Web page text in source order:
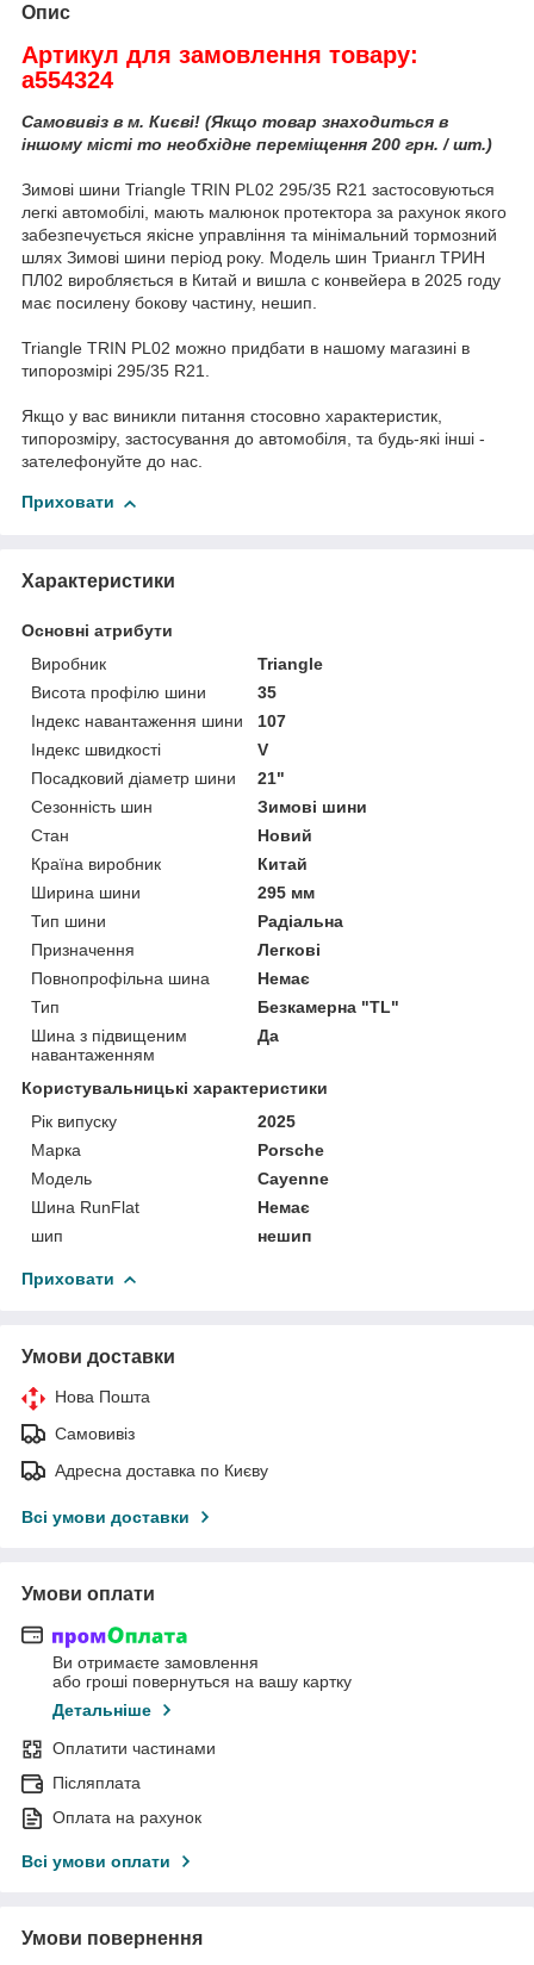
Опис
Артикул для замовлення товару:
a554324
Самовивіз в м. Києві! (Якщо товар знаходиться в
іншому місті то необхідне переміщення 200 грн. / шт.)
Зимові шини Triangle TRIN PL02 295/35 R21 застосовуються
легкі автомобілі, мають малюнок протектора за рахунок якого
забезпечується якісне управління та мінімальний тормозний
шлях Зимові шини період року. Модель шин Триангл ТРИН
ПЛ02 виробляється в Китай и вишла с конвейера в 2025 году
має посилену бокову частину, нешип.
Triangle TRIN PL02 можно придбати в нашому магазині в
типорозмірі 295/35 R21.
Якщо у вас виникли питання стосовно характеристик,
типорозміру, застосування до автомобіля, та будь-які інші -
зателефонуйте до нас.
Приховати
Характеристики
Основні атрибути
Виробник
Triangle
Висота профілю шини
35
Індекс навантаження шини
107
Індекс швидкості
V
Посадковий діаметр шини
21"
Сезонність шин
Зимові шини
Стан
Новий
Країна виробник
Китай
Ширина шини
295 мм
Тип шини
Радіальна
Призначення
Легкові
Повнопрофільна шина
Немає
Тип
Безкамерна "TL"
Шина з підвищеним
навантаженням
Да
Користувальницькі характеристики
Рік випуску
2025
Марка
Porsche
Мoдель
Cayenne
Шина RunFlat
Немає
шип
нешип
Приховати
Умови доставки
Нова Пошта
Самовивіз
Адресна доставка по Києву
Всі умови доставки
Умови оплати
Ви отримаєте замовлення
або гроші повернуться на вашу картку
Детальніше
Оплатити частинами
Післяплата
Оплата на рахунок
Всі умови оплати
Умови повернення